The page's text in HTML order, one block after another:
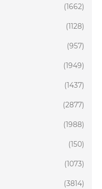
(1662)
(1128)
(957)
(1949)
(1437)
(2877)
(1988)
(150)
(1073)
(3814)